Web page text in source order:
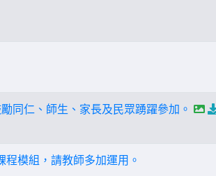
同仁、師生、家長及民眾踴躍參加。
模組，請教師多加運用。